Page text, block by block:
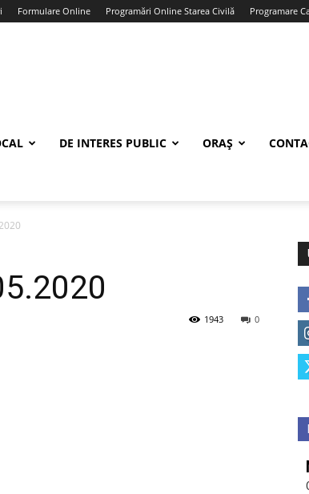
Formulare Online Programări Online Starea Civilă Programare
DE INTERES PUBLIC ORAȘ
0
1943